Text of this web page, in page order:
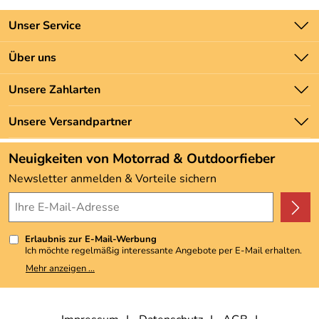
Unser Service
Kontakt
Batteriegesetz
Newsletter
Zahlung und Versand
Über uns
Unsere Bestseller
Marken
Neu
Angebote
Kundenbewertungen (3.492)
4,9/5*****
Unsere Zahlarten
Unsere Versandpartner
Neuigkeiten von Motorrad & Outdoorfieber
Newsletter anmelden & Vorteile sichern
Erlaubnis zur E-Mail-Werbung
Ich möchte regelmäßig interessante Angebote per E-Mail erhalten.
Meine E-Mail-Adresse wird nicht an andere Unternehmen
weitergegeben. Zu statistischen Zwecken wird in anonymer Form
kann ich jederzeit mit Wirkung für die Zukunft widerrufen, indem ich
Mehr anzeigen ...